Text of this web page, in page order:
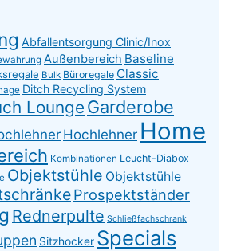
Abfallentsorgung Clinic/Inox
Außenbereich Baseline
Bulk Büroregale Classic
Ditch Recycling System
Lounge Garderobe
Hochlehner Home
Kombinationen Leucht-Diabox
Objektstühle Objektstühle
Prospektständer
Rednerpulte Schließfachschrank
Sitzhocker Specials